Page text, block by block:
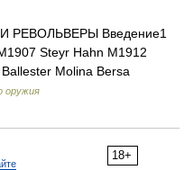
Введение1
Steyr Hahn M1912
Molina Bersa
оружия
18+